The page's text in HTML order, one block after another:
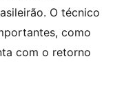
O técnico
como
com o retorno